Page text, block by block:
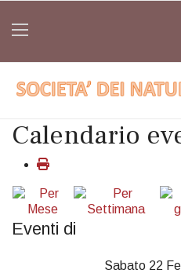
Calendario
Eventi di
Sabato 22